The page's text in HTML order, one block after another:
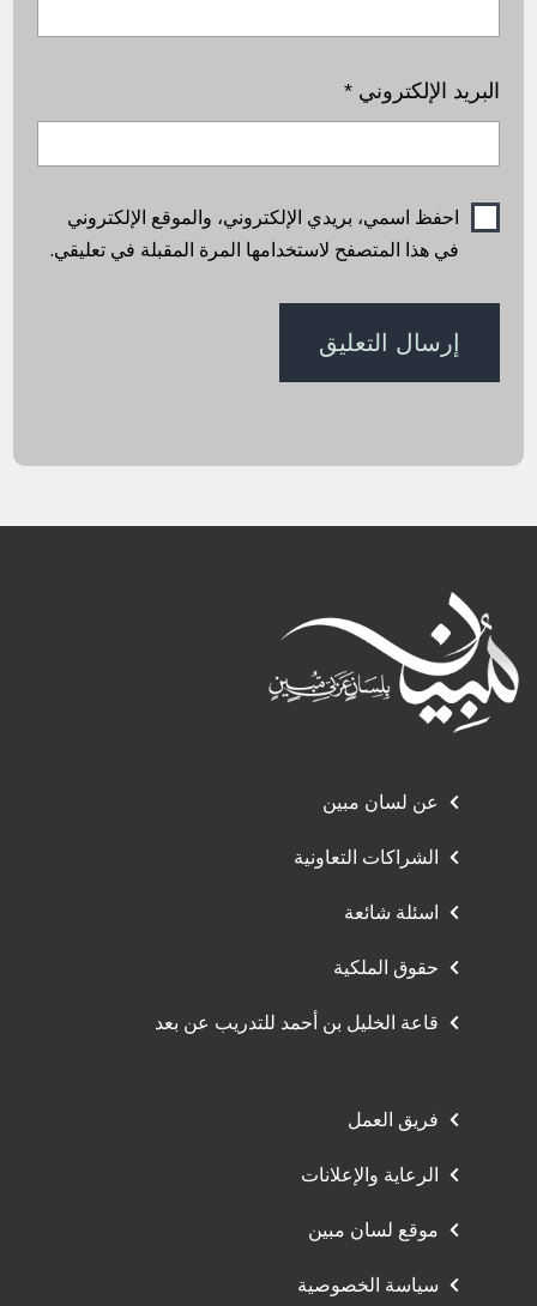
البريد الإلكتروني*
احفظ اسمي، بريدي الإلكتروني، والموقع الإلكتروني
في هذا المتصفح لاستخدامها المرة المقبلة في تعليقي.
عن لسان مبين
الشراكات التعاونية
اسئلة شائعة
حقوق الملكية
قاعة الخليل بن أحمد للتدريب عن بعد
فريق العمل
الرعاية والإعلانات
موقع لسان مبين
سياسة الخصوصية